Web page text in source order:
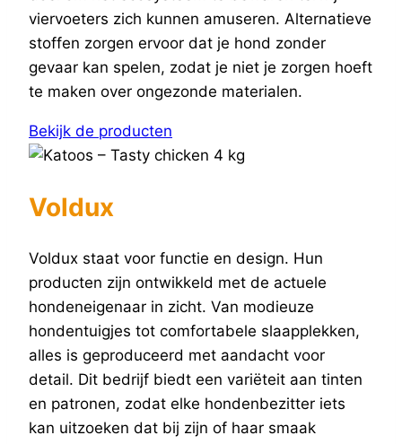
viervoeters zich kunnen amuseren. Alternatieve
stoffen zorgen ervoor dat je hond zonder
gevaar kan spelen, zodat je niet je zorgen hoeft
te maken over ongezonde materialen.
Bekijk de producten
Voldux
Voldux staat voor functie en design. Hun
producten zijn ontwikkeld met de actuele
hondeneigenaar in zicht. Van modieuze
hondentuigjes tot comfortabele slaapplekken,
alles is geproduceerd met aandacht voor
detail. Dit bedrijf biedt een variëteit aan tinten
en patronen, zodat elke hondenbezitter iets
kan uitzoeken dat bij zijn of haar smaak